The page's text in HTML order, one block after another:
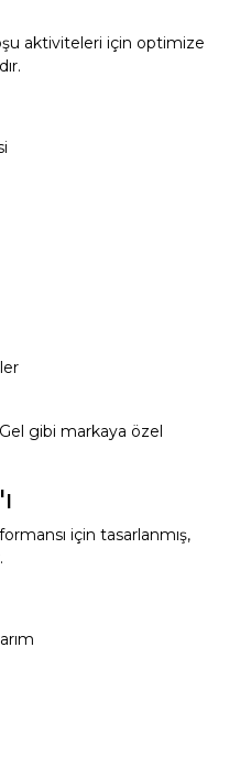
aktiviteleri için optimize
gibi markaya özel
için tasarlanmış,